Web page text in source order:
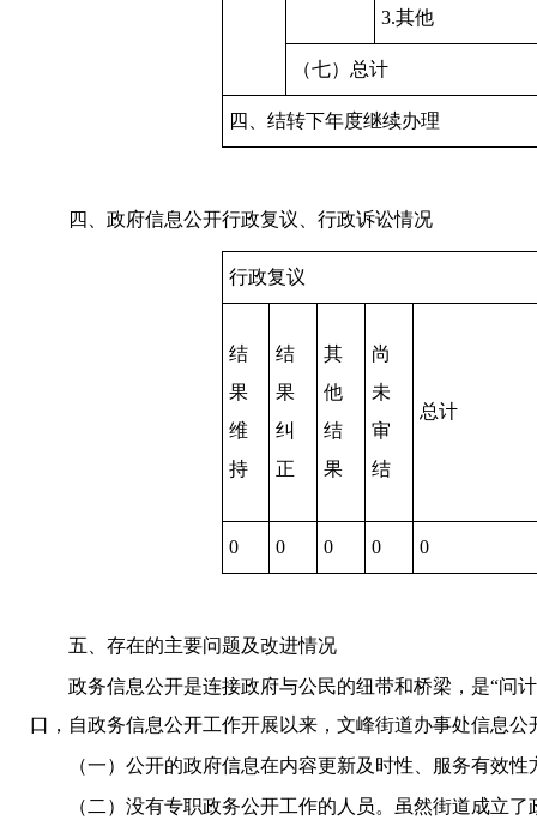
3.其他
（七）总计
四、结转下年度继续办理
四、政府信息公开行政复议、行政诉讼情况
行政复议
结
果
维
持
结
果
纠
正
其
他
结
果
尚
未
审
结
总计
0 0 0 0 0
五、存在的主要问题及改进情况
政务信息公开是连接政府与公民的纽带和桥梁，是“问
口，自政务信息公开工作开展以来，文峰街道办事处信息
（一）公开的政府信息在内容更新及时性、服务有效
（二）没有专职政务公开工作的人员。虽然街道成立